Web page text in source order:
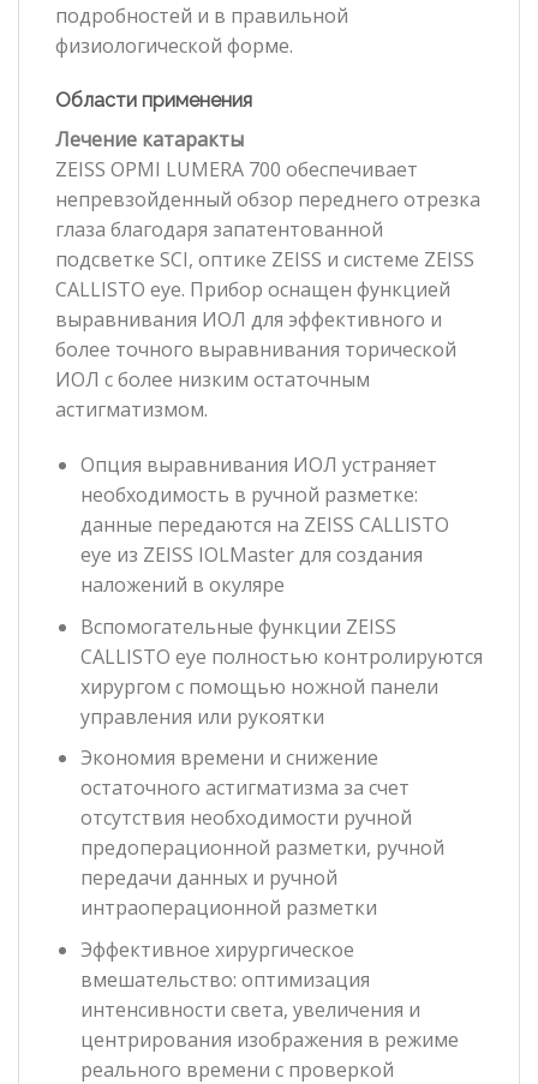
подробностей и в правильной
физиологической форме.
Области применения
Лечение катаракты
ZEISS OPMI LUMERA 700 обеспечивает
непревзойденный обзор переднего отрезка
глаза благодаря запатентованной
подсветке SCI, оптике ZEISS и системе ZEISS
CALLISTO eye. Прибор оснащен функцией
выравнивания ИОЛ для эффективного и
более точного выравнивания торической
ИОЛ с более низким остаточным
астигматизмом.
Опция выравнивания ИОЛ устраняет
необходимость в ручной разметке:
данные передаются на ZEISS CALLISTO
eye из ZEISS IOLMaster для создания
наложений в окуляре
Вспомогательные функции ZEISS
CALLISTO eye полностью контролируются
хирургом с помощью ножной панели
управления или рукоятки
Экономия времени и снижение
остаточного астигматизма за счет
отсутствия необходимости ручной
предоперационной разметки, ручной
передачи данных и ручной
интраоперационной разметки
Эффективное хирургическое
вмешательство: оптимизация
интенсивности света, увеличения и
центрирования изображения в режиме
реального времени с проверкой